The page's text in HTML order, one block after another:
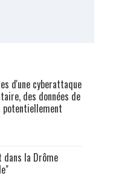
d'une cyberattaque
des données de
potentiellement
la Drôme